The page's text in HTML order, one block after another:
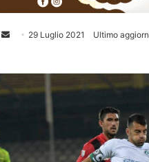
Invia 29 Luglio 2021
Ultimo